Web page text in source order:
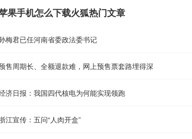
果手机怎么下载火狐热门文章
梅君已任河南省委政法委书记
售周期长、全额退款难，网上预售票套路埋得深
济日报：我国四代核电为何能实现领跑
江宣传：五问“人肉开盒”